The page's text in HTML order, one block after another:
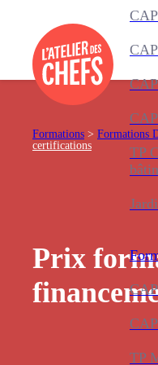
TP
TP
Formations > Formations
certifications
Prix